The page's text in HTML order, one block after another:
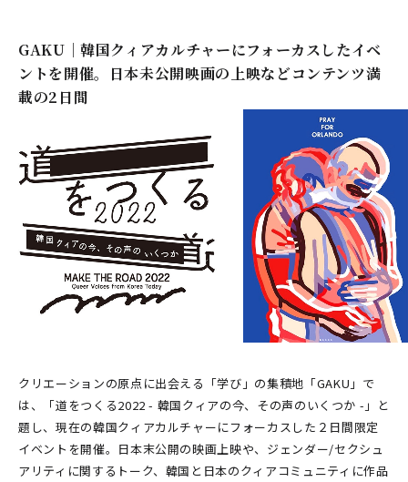
GAKU｜韓国クィアカルチャーにフォーカスしたイベ
ントを開催。日本未公開映画の上映などコンテンツ満
載の2日間
クリエーションの原点に出会える「学び」の集積地「GAKU」で
は、「道をつくる2022 - 韓国クィアの今、その声のいくつか -」と
題し、現在の韓国クィアカルチャーにフォーカスした２日間限定
イベントを開催。日本末公開の映画上映や、ジェンダー/セクシュ
アリティに関するトーク、韓国と日本のクィアコミュニティに作品